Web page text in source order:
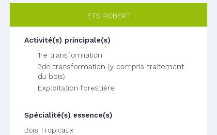
ETS ROBERT
1re transformation
2de transformation (y compris traitement
du bois)
Exploitation forestière
Bois Tropicaux